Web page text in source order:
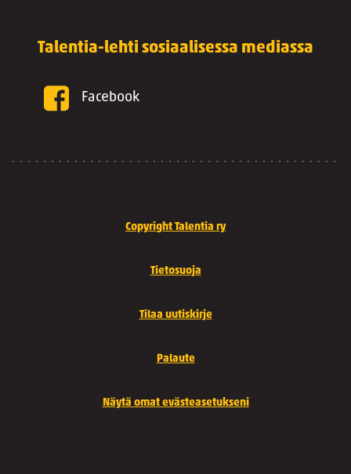
Talentia-lehti sosiaalisessa mediassa
Facebook
Copyright Talentia ry
Tietosuoja
Tilaa uutiskirje
Palaute
Näytä omat evästeasetukseni